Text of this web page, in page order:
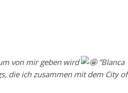
von mir geben wird
”Blanca
die ich zusammen mit dem City of